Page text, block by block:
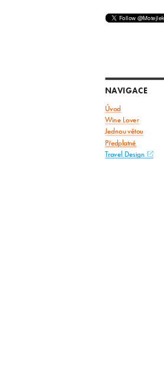
NAVIGACE
Úvod
Wine Lover
Jednou větou
Předplatné
Travel Design